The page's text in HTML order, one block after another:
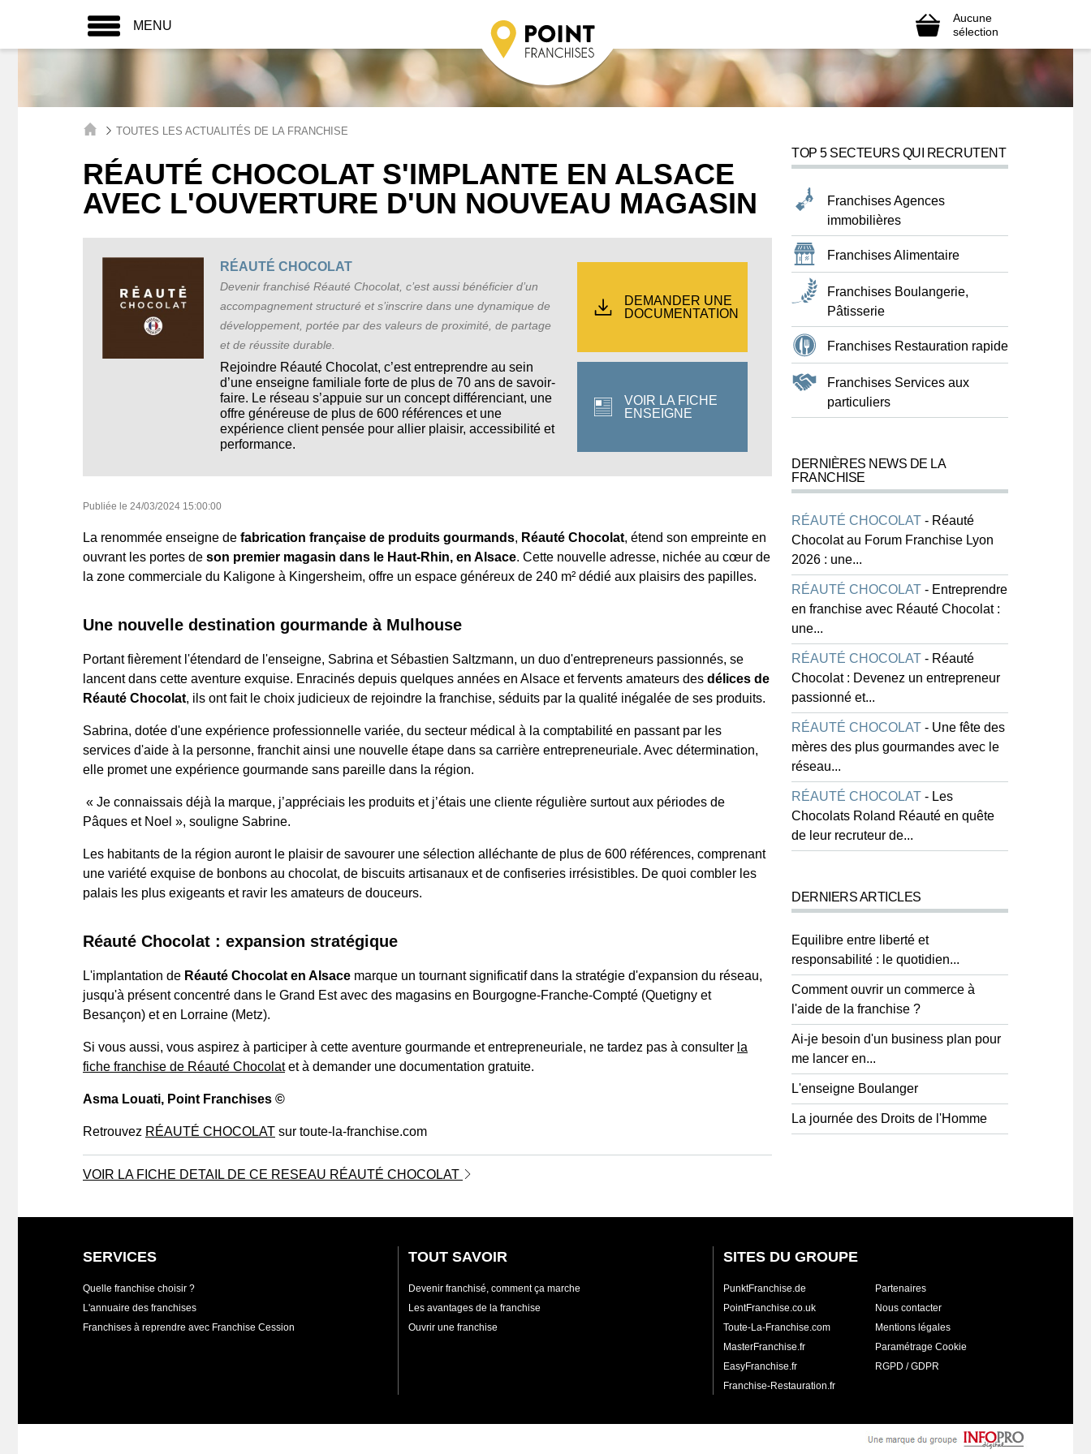
MENU
Aucune
sélection
TOUTES LES ACTUALITÉS DE LA FRANCHISE
RÉAUTÉ CHOCOLAT S'IMPLANTE EN ALSACE
AVEC L'OUVERTURE D'UN NOUVEAU MAGASIN
RÉAUTÉ CHOCOLAT
Devenir franchisé Réauté Chocolat, c’est aussi bénéficier d’un
accompagnement structuré et s’inscrire dans une dynamique de
développement, portée par des valeurs de proximité, de partage
et de réussite durable.
Rejoindre Réauté Chocolat, c’est entreprendre au sein
d’une enseigne familiale forte de plus de 70 ans de savoir-
faire. Le réseau s’appuie sur un concept différenciant, une
offre généreuse de plus de 600 références et une
expérience client pensée pour allier plaisir, accessibilité et
performance.
DEMANDER UNE
DOCUMENTATION
VOIR LA FICHE
ENSEIGNE
Publiée le 24/03/2024 15:00:00
La renommée enseigne de fabrication française de produits gourmands, Réauté Chocolat, étend son empreinte en
ouvrant les portes de son premier magasin dans le Haut-Rhin, en Alsace. Cette nouvelle adresse, nichée au cœur de
la zone commerciale du Kaligone à Kingersheim, offre un espace généreux de 240 m² dédié aux plaisirs des papilles.
Une nouvelle destination gourmande à Mulhouse
Portant fièrement l'étendard de l'enseigne, Sabrina et Sébastien Saltzmann, un duo d'entrepreneurs passionnés, se
lancent dans cette aventure exquise. Enracinés depuis quelques années en Alsace et fervents amateurs des délices de
Réauté Chocolat, ils ont fait le choix judicieux de rejoindre la franchise, séduits par la qualité inégalée de ses produits.
Sabrina, dotée d'une expérience professionnelle variée, du secteur médical à la comptabilité en passant par les
services d'aide à la personne, franchit ainsi une nouvelle étape dans sa carrière entrepreneuriale. Avec détermination,
elle promet une expérience gourmande sans pareille dans la région.
« Je connaissais déjà la marque, j’appréciais les produits et j’étais une cliente régulière surtout aux périodes de
Pâques et Noel », souligne Sabrine.
Les habitants de la région auront le plaisir de savourer une sélection alléchante de plus de 600 références, comprenant
une variété exquise de bonbons au chocolat, de biscuits artisanaux et de confiseries irrésistibles. De quoi combler les
palais les plus exigeants et ravir les amateurs de douceurs.
Réauté Chocolat : expansion stratégique
L'implantation de Réauté Chocolat en Alsace marque un tournant significatif dans la stratégie d'expansion du réseau,
jusqu'à présent concentré dans le Grand Est avec des magasins en Bourgogne-Franche-Compté (Quetigny et
Besançon) et en Lorraine (Metz).
Si vous aussi, vous aspirez à participer à cette aventure gourmande et entrepreneuriale, ne tardez pas à consulter la
fiche franchise de Réauté Chocolatet à demander une documentation gratuite.
Asma Louati, Point Franchises ©
Retrouvez RÉAUTÉ CHOCOLAT sur toute-la-franchise.com
VOIR LA FICHE DETAIL DE CE RESEAU RÉAUTÉ CHOCOLAT
TOP 5 SECTEURS QUI RECRUTENT
Franchises Agences
immobilières
Franchises Alimentaire
Franchises Boulangerie,
Pâtisserie
Franchises Restauration rapide
Franchises Services aux
particuliers
DERNIÈRES NEWS DE LA
FRANCHISE
RÉAUTÉ CHOCOLAT - Réauté
Chocolat au Forum Franchise Lyon
2026 : une...
RÉAUTÉ CHOCOLAT - Entreprendre
en franchise avec Réauté Chocolat :
une...
RÉAUTÉ CHOCOLAT - Réauté
Chocolat : Devenez un entrepreneur
passionné et...
RÉAUTÉ CHOCOLAT - Une fête des
mères des plus gourmandes avec le
réseau...
RÉAUTÉ CHOCOLAT - Les
Chocolats Roland Réauté en quête
de leur recruteur de...
DERNIERS ARTICLES
Equilibre entre liberté et
responsabilité : le quotidien...
Comment ouvrir un commerce à
l'aide de la franchise ?
Ai-je besoin d'un business plan pour
me lancer en...
L'enseigne Boulanger
La journée des Droits de l'Homme
SERVICES
Quelle franchise choisir ?
L'annuaire des franchises
Franchises à reprendre avec Franchise Cession
TOUT SAVOIR
Devenir franchisé, comment ça marche
Les avantages de la franchise
Ouvrir une franchise
SITES DU GROUPE
PunktFranchise.de
PointFranchise.co.uk
Toute-La-Franchise.com
MasterFranchise.fr
EasyFranchise.fr
Franchise-Restauration.fr
Partenaires
Nous contacter
Mentions légales
Paramétrage Cookie
RGPD / GDPR